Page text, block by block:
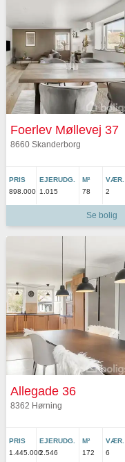
Foerlev Møllevej 37
8660 Skanderborg
PRIS
898.000
EJERUDG.
1.015
M²
78
VÆR.
2
Se bolig
Allegade 36
8362 Hørning
PRIS
1.445.000
EJERUDG.
2.546
M²
172
VÆR.
6